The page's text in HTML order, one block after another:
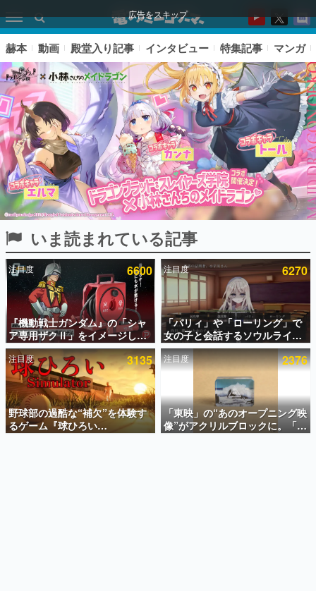
広告をスキップ
ピックアップ
電ファミのいま読まれている記事ランキング
アプリセール情報
インタビュー
連載・特集一覧
殿堂入り記事
SNS拡散数が数千以上！ ページビュー数万以上！ などな
ど。多くの人々に読まれた、電ファミ渾身の“殿堂入り”記
事をまとめました。
赫本 動画 殿堂入り記事 インタビュー 特集記事 マンガ
いま読まれている記事
注目度 6600
『機動戦士ガンダム』の「シャ
ア専用ザクⅡ」をイメージした
散水ホースリールが予約開始。
本体にはシャアのパーソナルマ
ークやジオン公国軍のエンブレ
ム、型式番号などを配置
注目度 6270
「パリィ」や「ローリング」で
女の子と会話するソウルライク
恋愛ゲーム『小早川さんはソウ
ルライク』無料公開。返事に失
敗すると「YOU DIED」
注目度 3135
野球部の過酷な“補欠”を体験す
るゲーム『球ひろい
Simulator』が「1件」のウィッ
注目度 2376
「東映」の“あのオープニング映
像”がアクリルブロックに。「東
映ヒストリカル グッズコレクシ